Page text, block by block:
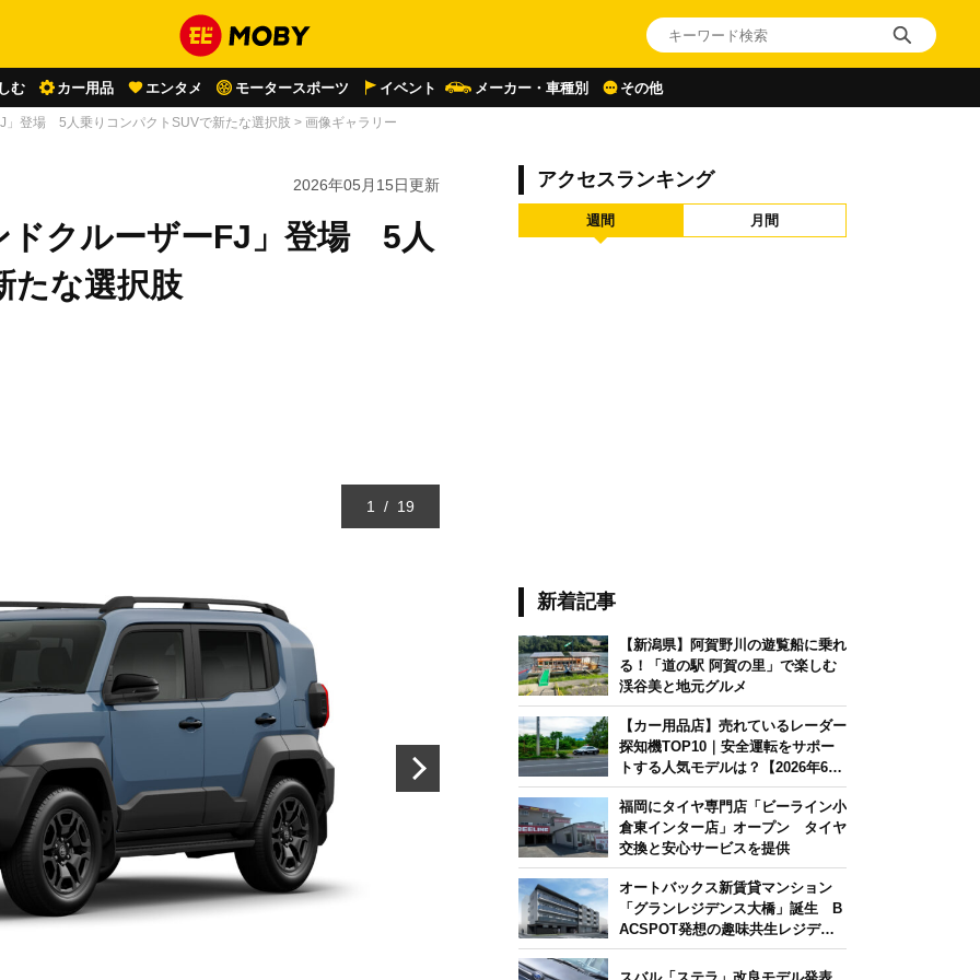
む カー用品 エンタメ モータースポーツ イベント メーカー・車種別 その他
」登場 5人乗りコンパクトSUVで新たな選択肢 > 画像ギャラリー
2026年05月15日更新
ドクルーザーFJ」登場 5人
たな選択肢
1 / 19
アクセスランキング
週間 月間
新着記事
【新潟県】阿賀野川の遊覧船に乗れ
る！「道の駅 阿賀の里」で楽しむ
渓谷美と地元グルメ
【カー用品店】売れているレーダー
探知機TOP10｜安全運転をサポー
トする人気モデルは？【2026年6月
版】
福岡にタイヤ専門店「ビーライン小
倉東インター店」オープン タイヤ
交換と安心サービスを提供
オートバックス新賃貸マンション
「グランレジデンス大橋」誕生 B
ACSPOT発想の趣味共生レジデン
ス